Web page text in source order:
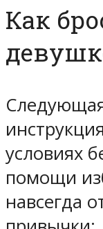
Как
условиях
помощи
навсегда